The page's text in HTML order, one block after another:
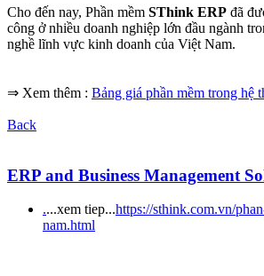
Cho đến nay, Phần mềm SThink ERP đã
công ở nhiều doanh nghiệp lớn đầu ngành
nghề lĩnh vực kinh doanh của Việt Nam.
⇒ Xem thêm : Bảng giá phần mềm trong hệ
Back
ERP and Business Management
....xem tiep...https://sthink.com.vn/
nam.html